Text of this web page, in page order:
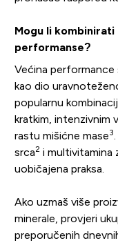
Mogu li
performanse?
Većina performance
kao dio
popularnu
kratkim, intenzivnim
rastu mišićne mase3
srca2i multivitamina
uobičajena praksa.
Ako uzmaš više
minerale, provjeri
preporučenih